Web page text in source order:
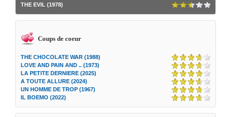
THE EVIL (1978)
Coups de coeur
THE CHOCOLATE WAR (1988)
LOVE AND PAIN AND .. (1973)
LA PETITE DERNIERE (2025)
A TOUTE ALLURE (2024)
UN HOMME DE TROP (1967)
IL BOEMO (2022)